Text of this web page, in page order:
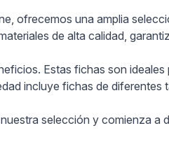
ofrecemos una amplia
de alta calidad,
Estas fichas son ideales
incluye fichas de diferentes
selección y comienza a